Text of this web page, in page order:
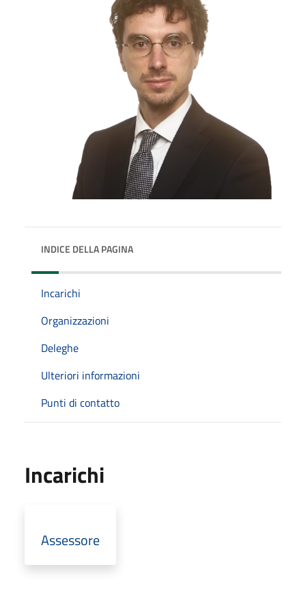
INDICE DELLA PAGINA
Incarichi
Organizzazioni
Deleghe
Ulteriori informazioni
Punti di contatto
Incarichi
Assessore